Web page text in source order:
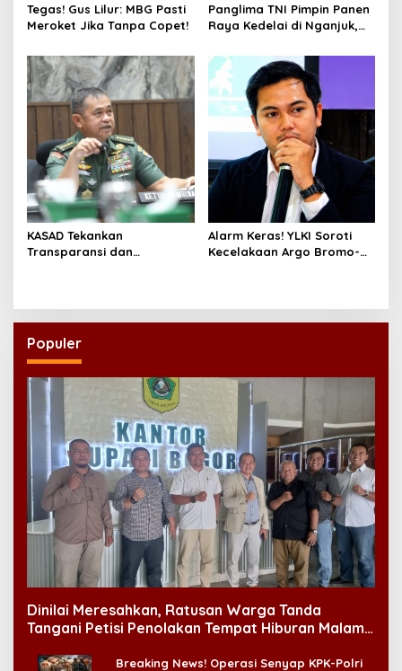
Tegas! Gus Lilur: MBG Pasti
Meroket Jika Tanpa Copet!
Panglima TNI Pimpin Panen
Raya Kedelai di Nganjuk,
Pangan Nasional
KASAD Tekankan
Transparansi dan
Alarm Keras! YLKI Soroti
Kecelakaan Argo Bromo-
Populer
Dinilai Meresahkan, Ratusan Warga Tanda
Tangani Petisi Penolakan Tempat Hiburan Malam
Breaking News! Operasi Senyap KPK-Polri